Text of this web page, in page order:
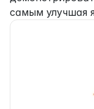
самым улучшая